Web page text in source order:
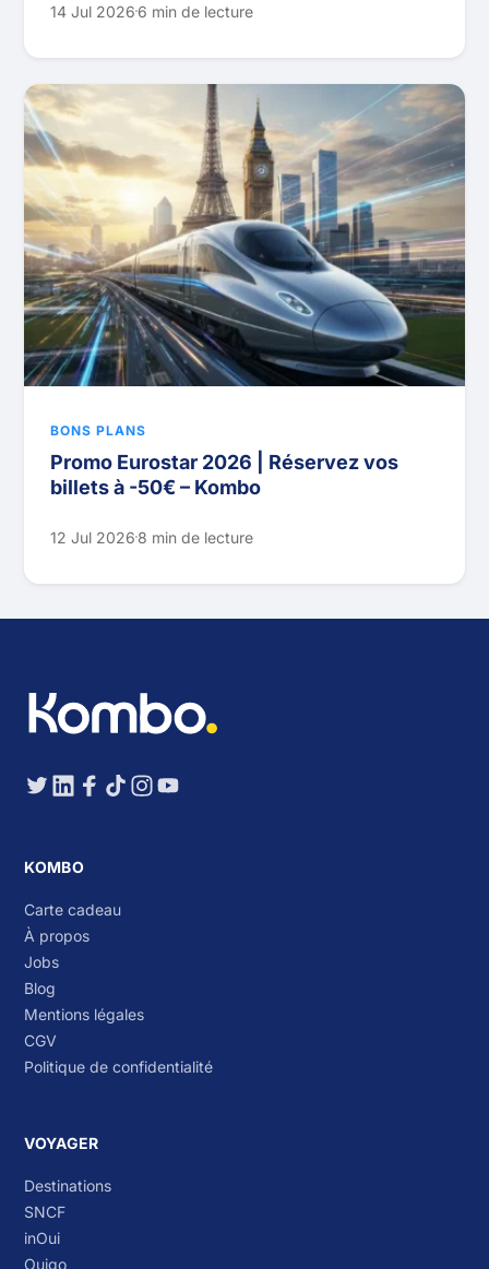
14 Jul 20266 min de lecture
BONS PLANS
Promo Eurostar 2026 | Réservez vos
billets à -50€ – Kombo
12 Jul 20268 min de lecture
KOMBO
Carte cadeau
À propos
Jobs
Blog
Mentions légales
CGV
Politique de confidentialité
VOYAGER
Destinations
SNCF
inOui
Ouigo